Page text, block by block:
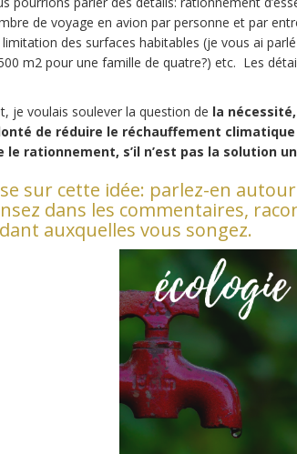
de voyage en avion par personne et par
des surfaces habitables (je vous ai
m2 pour une famille de quatre?) etc. Les
je voulais soulever la question de la
de réduire le réchauffement
le rationnement, s’il n’est pas la solution
sur cette idée: parlez-en
dans les commentaires,
auxquelles vous songez.